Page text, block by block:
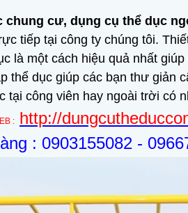
chung cư, dụng cụ thể dục
tiếp tại công ty chúng tôi.
là một cách hiệu quả nhất
thể dục giúp các bạn thư giản
tại công viên hay ngoài trời có
: http://
: 0903155082 -